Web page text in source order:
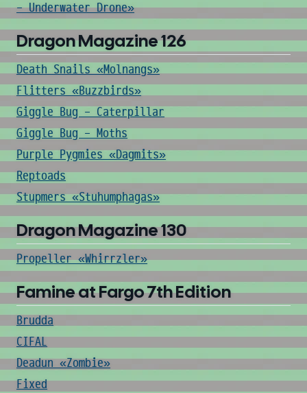
- Underwater Drone»
Dragon Magazine 126
Death Snails «Molnangs»
Flitters «Buzzbirds»
Giggle Bug - Caterpillar
Giggle Bug - Moths
Purple Pygmies «Dagmits»
Reptoads
Stupmers «Stuhumphagas»
Dragon Magazine 130
Propeller «Whirrzler»
Famine at Fargo 7th Edition
Brudda
CIFAL
Deadun «Zombie»
Fixed